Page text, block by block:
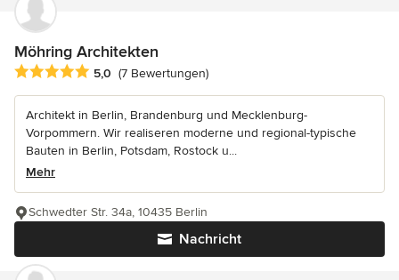
Möhring Architekten
Durchschnittliche Bewertung: 5 von 5 Sternen
5,0 (7 Bewertungen)
Architekt in Berlin, Brandenburg und Mecklenburg-
Vorpommern. Wir realiseren moderne und regional-typische
Bauten in Berlin, Potsdam, Rostock u...
Mehr
Nachricht
Schwedter Str. 34a, 10435 Berlin